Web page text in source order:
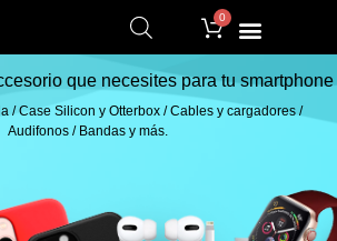
0
que necesites para tu smartphone
/ Case Silicon y Otterbox / Cables y cargadores /
Audifonos / Bandas y más.